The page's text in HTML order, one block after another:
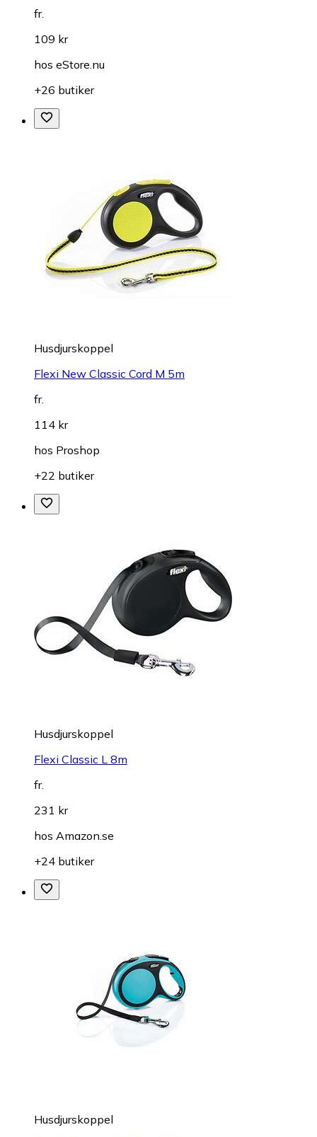
fr.
109 kr
hos eStore.nu
+26 butiker
Husdjurskoppel
Flexi New Classic Cord M 5m
fr.
114 kr
hos Proshop
+22 butiker
Husdjurskoppel
Flexi Classic L 8m
fr.
231 kr
hos Amazon.se
+24 butiker
Husdjurskoppel